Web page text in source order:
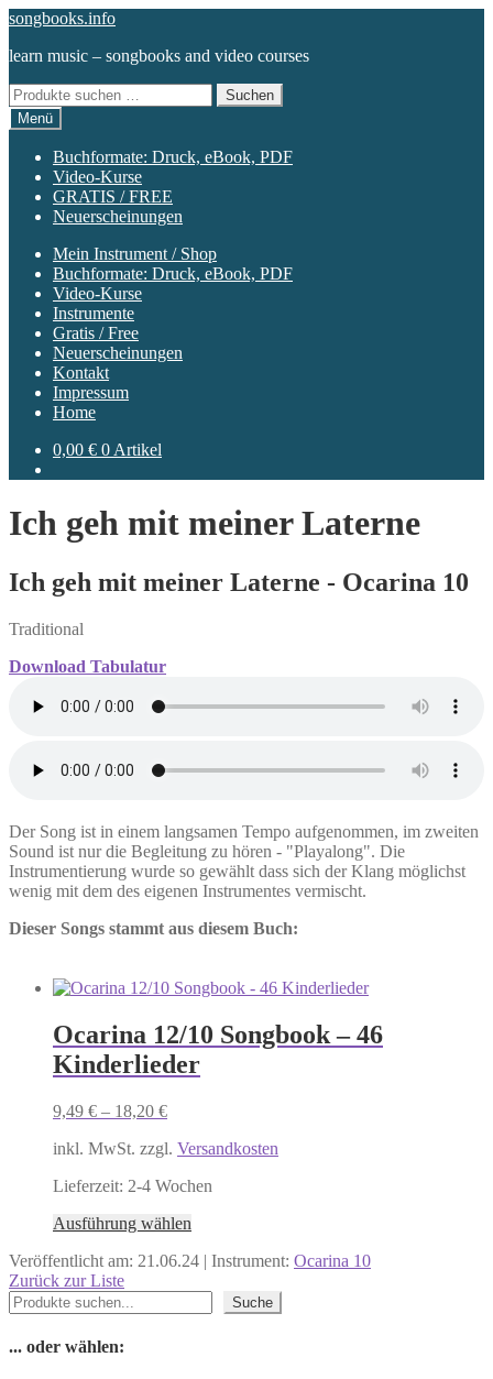
Zur
springen
Zum
springen
songbooks.info
learn music – songbooks and video courses
Suchen
nach:
Suchen
Menü
Buchformate: Druck, eBook, PDF
Video-Kurse
GRATIS / FREE
Neuerscheinungen
Mein Instrument / Shop
Buchformate: Druck, eBook, PDF
Video-Kurse
Instrumente
Gratis / Free
Neuerscheinungen
Kontakt
Impressum
Home
0,00 € 0 Artikel
Ich geh mit meiner Laterne
Ich geh mit meiner Laterne - Ocarina 10
Traditional
Download Tabulatur
Der Song ist in einem langsamen Tempo aufgenommen, im zweiten
Sound ist nur die Begleitung zu hören - "Playalong". Die
Instrumentierung wurde so gewählt dass sich der Klang möglichst
wenig mit dem des eigenen Instrumentes vermischt.
Dieser Songs stammt aus diesem Buch:
Ocarina 12/10 Songbook – 46
Kinderlieder
9,49 € – 18,20 €
inkl. MwSt. zzgl. Versandkosten
Lieferzeit: 2-4 Wochen
Ausführung wählen
weist
Varianten
Veröffentlicht am: 21.06.24 | Instrument: Ocarina 10
Zurück zur Liste
Suchen
Suche
... oder wählen: